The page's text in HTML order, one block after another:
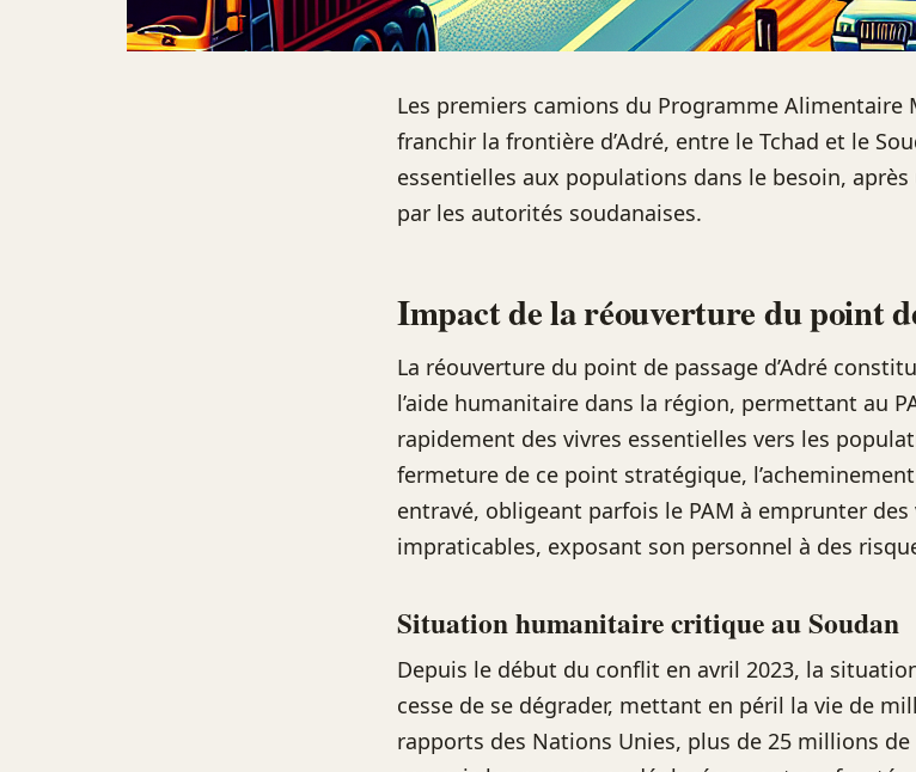
Les premiers camions du Programme Alimentaire
franchir la frontière d’Adré, entre le Tchad et le
essentielles aux populations dans le besoin,
par les autorités soudanaises.
Impact de la réouverture du point
La réouverture du point de passage d’Adré
l’aide humanitaire dans la région, permettant au
rapidement des vivres essentielles vers les
fermeture de ce point stratégique,
entravé, obligeant parfois le PAM à emprunter
impraticables, exposant son personnel à des
Situation humanitaire critique au Soudan
Depuis le début du conflit en avril 2023, la
cesse de se dégrader, mettant en péril la vie de
rapports des Nations Unies, plus de 25 millions